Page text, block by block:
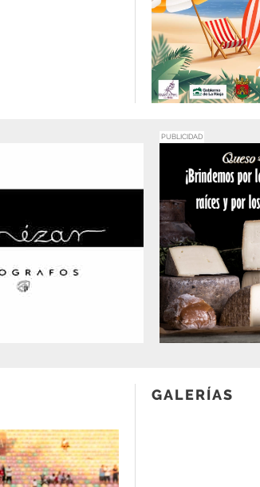
PUBLICIDAD
GALERÍAS